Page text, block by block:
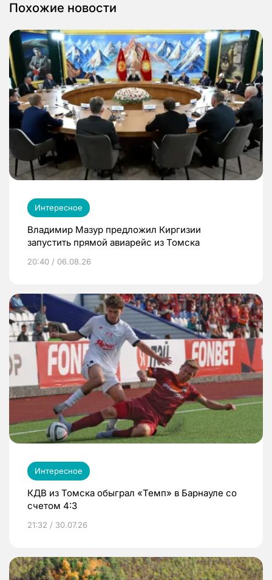
Похожие новости
Интересное
Владимир Мазур предложил Киргизии
запустить прямой авиарейс из Томска
20:40 / 06.08.26
Интересное
КДВ из Томска обыграл «Темп» в Барнауле со
счетом 4:3
21:32 / 30.07.26